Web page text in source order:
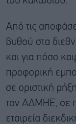
Από τις
βυθού στα
και για πόσο
προφορική
σε οριστική
τον ΑΔΜΗΕ, σε
εταιρεία